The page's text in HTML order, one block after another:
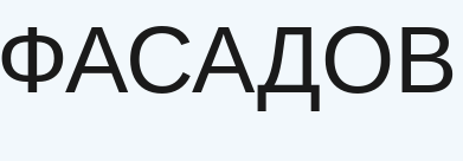
ФАСАДОВ